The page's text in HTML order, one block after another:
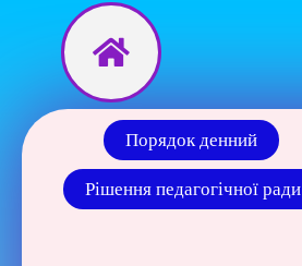
Перейти
вмісту
Порядок денний
Рішення педагогічної ради